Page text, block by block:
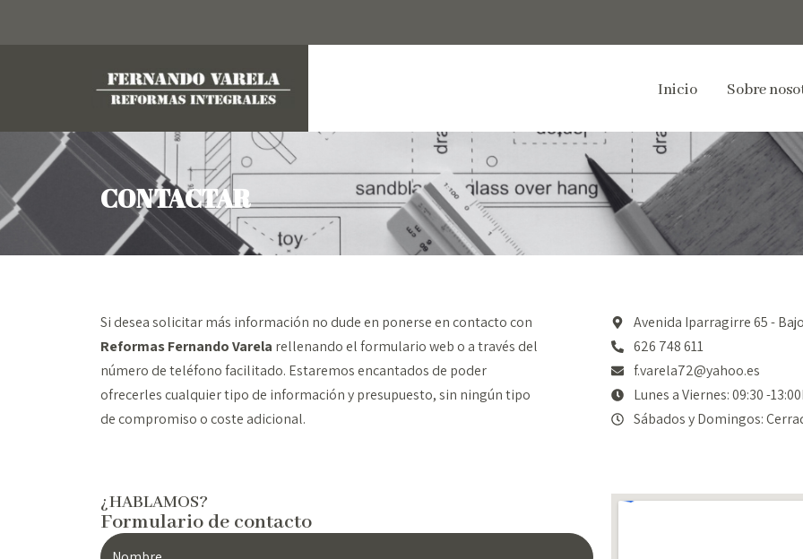
Inicio Sobre
CONTACTAR
Si desea solicitar más información no dude en ponerse en contacto con
Reformas Fernando Varela rellenando el formulario web o a través del
número de teléfono facilitado. Estaremos encantados de poder
ofrecerles cualquier tipo de información y presupuesto, sin ningún tipo
de compromiso o coste adicional.
Avenida Iparragirre 65 -
626 748 611
f.varela72@yahoo.es
Lunes a Viernes: 09:30 -
Sábados y Domingos:
¿HABLAMOS?
Formulario de contacto